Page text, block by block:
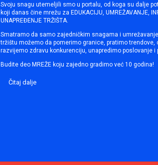
Svoju snagu utemeljili smo u portalu, od koga su dalje
koji danas čine mrežu za EDUKACIJU, UMREŽAVANJE,
UNAPREĐENJE TRŽIŠTA.
Smatramo da samo zajedničkim snagama i
tržištu možemo da pomerimo granice, pratimo trendove,
razvijemo zdravu konkurenciju, unapredimo poslovanje i
Budite deo MREŽE koju zajedno gradimo već 10 godina!
Čitaj dalje